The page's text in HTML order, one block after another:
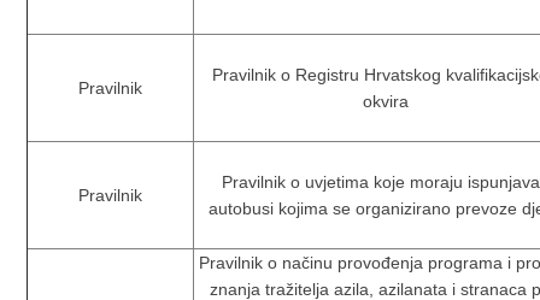
Pravilnik
Pravilnik o Registru Hrvatskog
okvira
Pravilnik
Pravilnik o uvjetima koje moraju
autobusi kojima se organizirano prevoze
Pravilnik o načinu provođenja programa i
znanja tražitelja azila, azilanata i stranaca